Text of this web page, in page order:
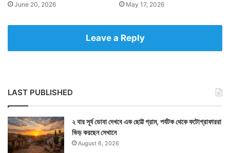
June 20, 2026 May 17, 2026
Leave a Reply
LAST PUBLISHED
২ বার সূর্য ডোবা দেখবে এক ছোট্ট গ্রাম, পর্যটক থেকে ফটোগ্রাফাররা
ভিড় করছেন সেখানে
August 6, 2026